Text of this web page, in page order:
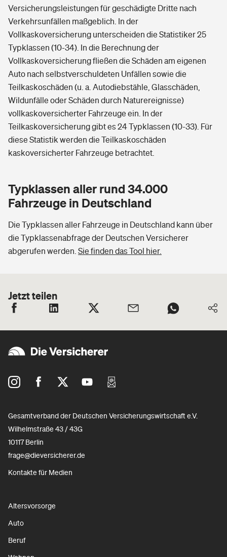
Versicherungsleistungen für geschädigte Dritte nach
Verkehrsunfällen maßgeblich. In der
Vollkaskoversicherung unterscheiden die Statistiker 25
Typklassen (10-34). In die Berechnung der
Vollkaskoversicherung fließen die Schäden am eigenen
Auto nach selbstverschuldeten Unfällen sowie die
Teilkaskoschäden (u. a. Autodiebstähle, Glasschäden,
Wildunfälle oder Schäden durch Naturereignisse)
vollkaskoversicherter Fahrzeuge ein. In der
Teilkaskoversicherung gibt es 24 Typklassen (10-33). Für
diese Statistik werden die Teilkaskoschäden
kaskoversicherter Fahrzeuge betrachtet.
Typklassen aller rund 34.000
Fahrzeuge in Deutschland
Die Typklassen aller Fahrzeuge in Deutschland kann über
die Typklassenabfrage der Deutschen Versicherer
abgerufen werden. Sie finden das Tool hier.
Jetzt teilen
Gesamtverband der Deutschen Versicherungswirtschaft e.V.
Wilhelmstraße 43 / 43G
10117 Berlin
frage@dieversicherer.de
Kontakte für Medien
Altersvorsorge
Auto
Beruf